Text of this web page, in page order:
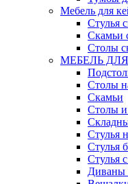
Мебель для
Стулья
Скамьи
Столы
МЕБЕЛЬ
Столы
Скамьи
Столы и
Стулья
Стулья
Стулья
Диваны